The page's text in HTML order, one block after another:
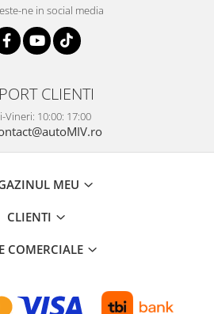
ne in social media
CLIENTI
Vineri: 10:00: 17:00
MEU
CLIENTI
COMERCIALE